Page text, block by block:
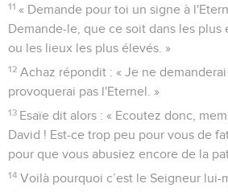
11 « Demande pour toi un signe à
Demande-le, que ce soit dans les plus
ou les lieux les plus élevés. »
12 Achaz répondit : « Je ne
provoquerai pas l'Eternel. »
13 Esaïe dit alors : « Ecoutez donc,
David ! Est-ce trop peu pour vous de
pour que vous abusiez encore de la
14 Voilà pourquoi c’est le Seigneur lui-